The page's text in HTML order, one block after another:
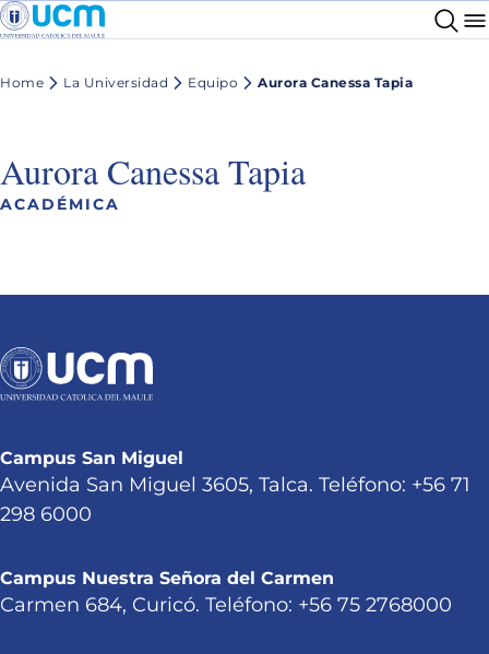
Home La Universidad Equipo Aurora Canessa Tapia
Aurora Canessa Tapia
ACADÉMICA
Campus San Miguel
Avenida San Miguel 3605, Talca. Teléfono: +56 71
298 6000
Campus Nuestra Señora del Carmen
Carmen 684, Curicó. Teléfono: +56 75 2768000